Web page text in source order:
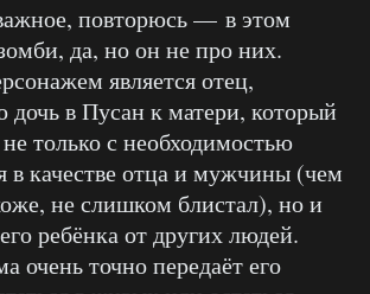
повторюсь — в этом
да, но он не про них.
является отец,
дочь в Пусан к матери, который
не только с необходимостью
в качестве отца и мужчины (чем
не слишком блистал), но и
ребёнка от других людей.
очень точно передаёт его